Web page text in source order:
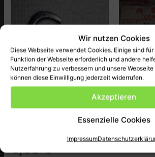
Wir nutzen Cookies
Diese Webseite verwendet Cookies. Einige sind
Funktion der Webseite erforderlich und andere
Nutzerfahrung zu verbessern und unsere
können diese Einwilligung jederzeit widerrufen.
Akzeptieren
Essenzielle Cookies
Impressum
5,50€
1,50